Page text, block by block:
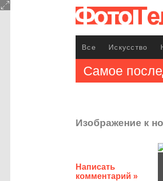
Все Искусство
Самое
Изображение к
Написать
комментарий »